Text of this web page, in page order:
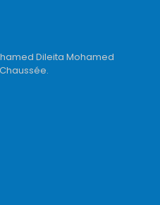
Dileita Mohamed